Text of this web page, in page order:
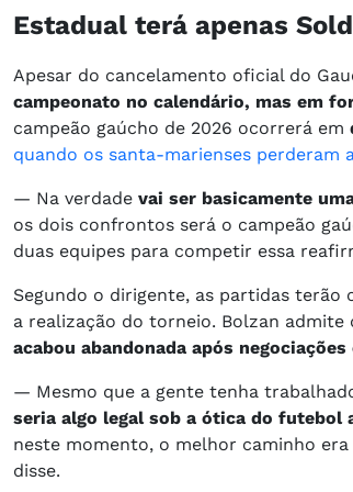
Estadual terá apenas
Apesar do cancelamento oficial do
campeonato no calendário, mas em
campeão gaúcho de 2026 ocorrerá em
quando os santa-marienses perderam
— Na verdade vai ser basicamente
os dois confrontos será o campeão
duas equipes para competir essa
Segundo o dirigente, as partidas terão
a realização do torneio. Bolzan admite
acabou abandonada após
— Mesmo que a gente tenha
seria algo legal sob a ótica do futebol
neste momento, o melhor caminho
disse.